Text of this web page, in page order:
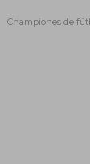
Championes de